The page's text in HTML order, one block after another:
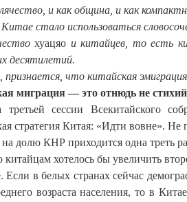
и как община, и как
Китае стало использоваться
хуацяо и китайцев, то есть
десятилетий.
что китайская
миграция — это отнюдь не
сессии Всекитайского
стратегия Китая: «Идти вовне». Не
долю КНР приходится одна треть
хотелось бы увеличить
в белых странах сейчас
возраста населения, то в